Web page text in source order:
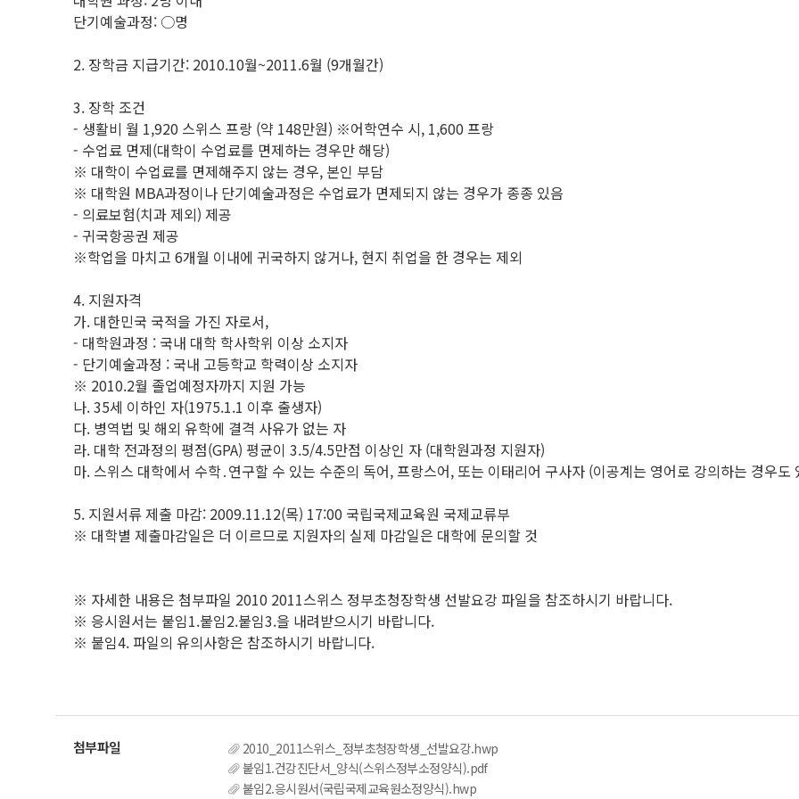
단기예술과정: ○명
2. 장학금 지급기간: 2010.10월~2011.6월 (9개월간)
3. 장학 조건
- 생활비 월 1,920 스위스 프랑 (약 148만원) ※어학연수 시, 1,600 프랑
- 수업료 면제(대학이 수업료를 면제하는 경우만 해당)
※ 대학이 수업료를 면제해주지 않는 경우, 본인 부담
※ 대학원 MBA과정이나 단기예술과정은 수업료가 면제되지 않는 경우가 종종 있음
- 의료보험(치과 제외) 제공
- 귀국항공권 제공
※학업을 마치고 6개월 이내에 귀국하지 않거나, 현지 취업을 한 경우는 제외
4. 지원자격
가. 대한민국 국적을 가진 자로서,
- 대학원과정 : 국내 대학 학사학위 이상 소지자
- 단기예술과정 : 국내 고등학교 학력이상 소지자
※ 2010.2월 졸업예정자까지 지원 가능
나. 35세 이하인 자(1975.1.1 이후 출생자)
다. 병역법 및 해외 유학에 결격 사유가 없는 자
라. 대학 전과정의 평점(GPA) 평균이 3.5/4.5만점 이상인 자 (대학원과정 지원자)
마. 스위스 대학에서 수학․연구할 수 있는 수준의 독어, 프랑스어, 또는 이태리어 구사자 (이공계는 영어로 강의하는 경우도
5. 지원서류 제출 마감: 2009.11.12(목) 17:00 국립국제교육원 국제교류부
※ 대학별 제출마감일은 더 이르므로 지원자의 실제 마감일은 대학에 문의할 것
※ 자세한 내용은 첨부파일 2010 2011스위스 정부초청장학생 선발요강 파일을 참조하시기 바랍니다.
※ 응시원서는 붙임1.붙임2.붙임3.을 내려받으시기 바랍니다.
※ 붙임4. 파일의 유의사항은 참조하시기 바랍니다.
2010_2011스위스_정부초청장학생_선발요강.hwp
붙임1.건강진단서_양식(스위스정부소정양식).pdf
붙임2.응시원서(국립국제교육원소정양식).hwp